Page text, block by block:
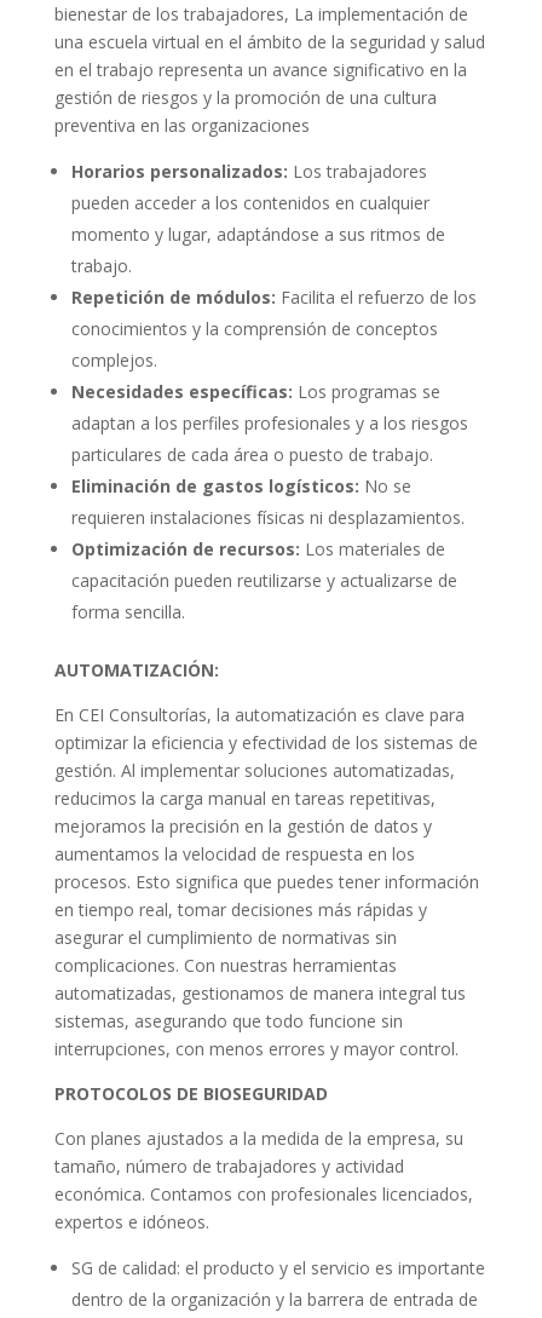
bienestar de los trabajadores, La implementación de
una escuela virtual en el ámbito de la seguridad y salud
en el trabajo representa un avance significativo en la
gestión de riesgos y la promoción de una cultura
preventiva en las organizaciones
Horarios personalizados: Los trabajadores
pueden acceder a los contenidos en cualquier
momento y lugar, adaptándose a sus ritmos de
trabajo.
Repetición de módulos: Facilita el refuerzo de los
conocimientos y la comprensión de conceptos
complejos.
Necesidades específicas: Los programas se
adaptan a los perfiles profesionales y a los riesgos
particulares de cada área o puesto de trabajo.
Eliminación de gastos logísticos: No se
requieren instalaciones físicas ni desplazamientos.
Optimización de recursos: Los materiales de
capacitación pueden reutilizarse y actualizarse de
forma sencilla.
AUTOMATIZACIÓN:
En CEI Consultorías, la automatización es clave para
optimizar la eficiencia y efectividad de los sistemas de
gestión. Al implementar soluciones automatizadas,
reducimos la carga manual en tareas repetitivas,
mejoramos la precisión en la gestión de datos y
aumentamos la velocidad de respuesta en los
procesos. Esto significa que puedes tener información
en tiempo real, tomar decisiones más rápidas y
asegurar el cumplimiento de normativas sin
complicaciones. Con nuestras herramientas
automatizadas, gestionamos de manera integral tus
sistemas, asegurando que todo funcione sin
interrupciones, con menos errores y mayor control.
PROTOCOLOS DE BIOSEGURIDAD
Con planes ajustados a la medida de la empresa, su
tamaño, número de trabajadores y actividad
económica. Contamos con profesionales licenciados,
expertos e idóneos.
SG de calidad: el producto y el servicio es importante
dentro de la organización y la barrera de entrada de